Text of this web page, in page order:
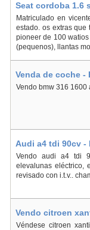
Seat cordoba 1.6
Matriculado en
estado. os extras que
pioneer de 100
(pequenos), llantas
Venda de coche -
Vendo bmw 316 1600
Audi a4 tdi 90cv -
Vendo audi a4 tdi
elevalunas eléctrico,
revisado con i.t.v..
Vendo citroen
Véndese citroen